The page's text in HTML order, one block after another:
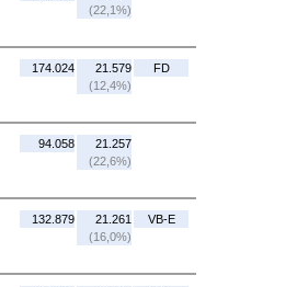
(22,1%)
174.024
21.579
(12,4%)
FD
94.058
21.257
(22,6%)
132.879
21.261
(16,0%)
VB-E